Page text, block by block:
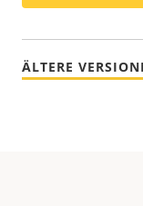
ÄLTERE